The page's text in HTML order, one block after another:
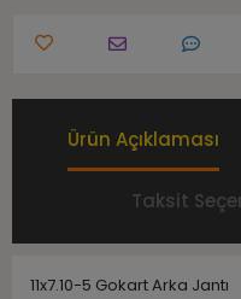
Ürün Açıklaması
Taksit
11x7.10-5 Gokart Arka Jantı